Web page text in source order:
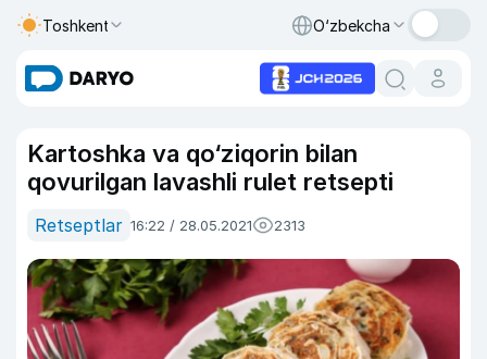
Toshkent O‘zbekcha
Kartoshka va qo‘ziqorin bilan
qovurilgan lavashli rulet retsepti
Retseptlar 16:22 / 28.05.2021 2313